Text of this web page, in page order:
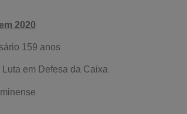
2020
159 anos
em Defesa da Caixa